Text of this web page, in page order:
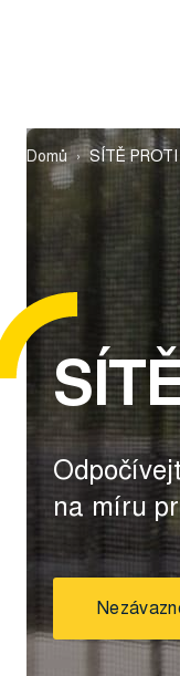
Domů SÍTĚ
na míru